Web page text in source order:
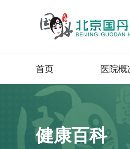
首页 医院概
健康百科